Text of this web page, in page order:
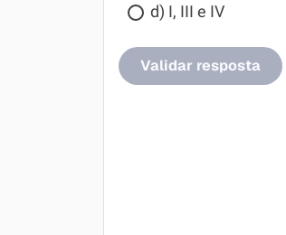
d) I, III e IV
Validar resposta